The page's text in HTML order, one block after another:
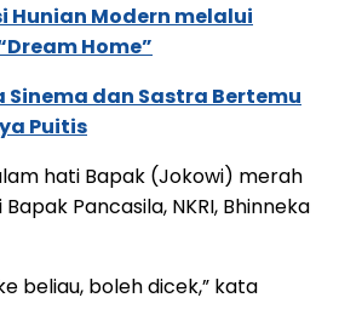
Hunian Modern melalui
Home”
Sinema dan Sastra Bertemu
Puitis
hati Bapak (Jokowi) merah
Pancasila, NKRI, Bhinneka
beliau, boleh dicek,” kata